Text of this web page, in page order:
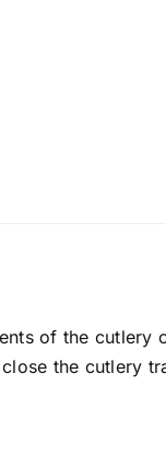
of the
the cutlery